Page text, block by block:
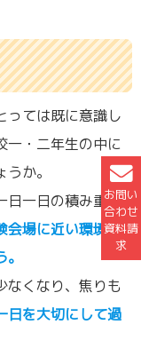
お問い
合わせ
資料請
求
っては既に意識し
一・二年生の中に
か。
日一日の積み重ね
会場に近い環境で
なくなり、焦りも
日を大切にして過